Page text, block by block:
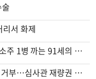
서 화제
“술에 이것 한방울 넣어라” 매일 소주 1병 까는 91세의 철칙
서류 하나만 빠져도 영주권·비자 거부…심사관 재량권 대폭 확대